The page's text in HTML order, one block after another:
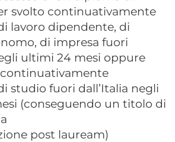
svolto continuativamente
lavoro dipendente, di
di impresa fuori
ultimi 24 mesi oppure
studio fuori dall’Italia negli
(conseguendo un titolo di
post lauream)